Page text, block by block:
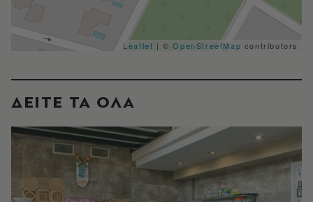
Leaflet | ©OpenStreetMap contributors
ΔΕΙΤΕ ΤΑ ΟΛΑ